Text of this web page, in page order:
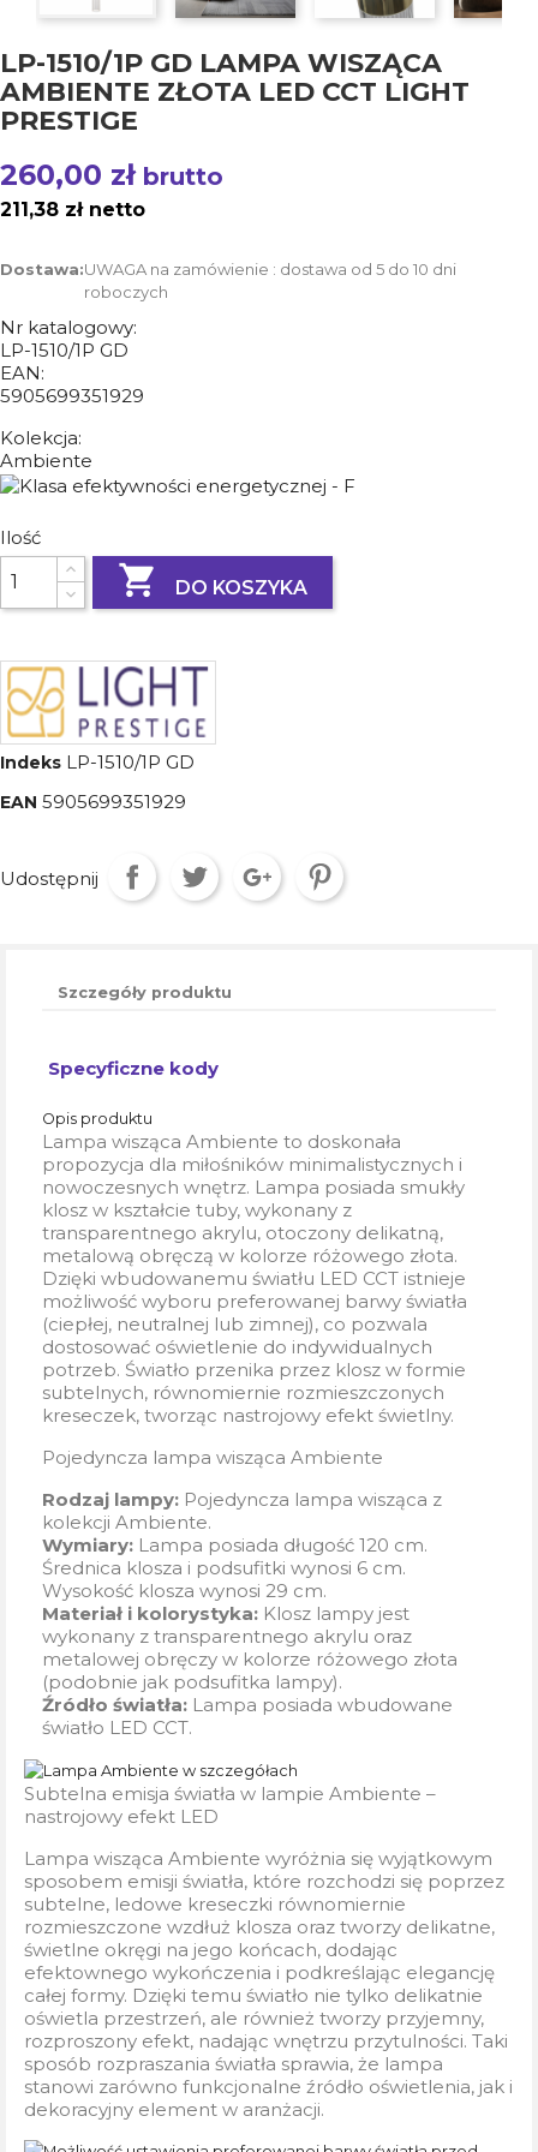
LP-1510/1P GD LAMPA WISZĄCA
AMBIENTE ZŁOTA LED CCT LIGHT
PRESTIGE
260,00 zł brutto
211,38 zł netto
Dostawa:UWAGA na zamówienie : dostawa od 5 do 10 dni
roboczych
Nr katalogowy:
LP-1510/1P GD
EAN:
5905699351929
Kolekcja:
Ambiente
Ilość
 DO KOSZYKA
Indeks LP-1510/1P GD
EAN 5905699351929
Udostępnij
Szczegóły produktu
Specyficzne kody
Opis produktu
Lampa wisząca Ambiente to doskonała
propozycja dla miłośników minimalistycznych i
nowoczesnych wnętrz. Lampa posiada smukły
klosz w kształcie tuby, wykonany z
transparentnego akrylu, otoczony delikatną,
metalową obręczą w kolorze różowego złota.
Dzięki wbudowanemu światłu LED CCT istnieje
możliwość wyboru preferowanej barwy światła
(ciepłej, neutralnej lub zimnej), co pozwala
dostosować oświetlenie do indywidualnych
potrzeb. Światło przenika przez klosz w formie
subtelnych, równomiernie rozmieszczonych
kreseczek, tworząc nastrojowy efekt świetlny.
Pojedyncza lampa wisząca Ambiente
Rodzaj lampy: Pojedyncza lampa wisząca z
kolekcji Ambiente.
Wymiary: Lampa posiada długość 120 cm.
Średnica klosza i podsufitki wynosi 6 cm.
Wysokość klosza wynosi 29 cm.
Materiał i kolorystyka: Klosz lampy jest
wykonany z transparentnego akrylu oraz
metalowej obręczy w kolorze różowego złota
(podobnie jak podsufitka lampy).
Źródło światła: Lampa posiada wbudowane
światło LED CCT.
Subtelna emisja światła w lampie Ambiente –
nastrojowy efekt LED
Lampa wisząca Ambiente wyróżnia się wyjątkowym
sposobem emisji światła, które rozchodzi się poprzez
subtelne, ledowe kreseczki równomiernie
rozmieszczone wzdłuż klosza oraz tworzy delikatne,
świetlne okręgi na jego końcach, dodając
efektownego wykończenia i podkreślając elegancję
całej formy. Dzięki temu światło nie tylko delikatnie
oświetla przestrzeń, ale również tworzy przyjemny,
rozproszony efekt, nadając wnętrzu przytulności. Taki
sposób rozpraszania światła sprawia, że lampa
stanowi zarówno funkcjonalne źródło oświetlenia, jak i
dekoracyjny element w aranżacji.